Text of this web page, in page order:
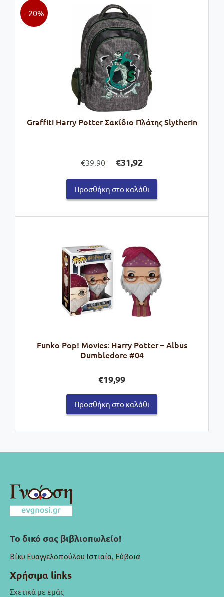
Graffiti Harry Potter Σακίδιο Πλάτης Slytherin
- 20%
€39,90
price
was:
€39,90.
€31,92τρέχουσα
τιμή
είναι:
€31,92.
Προσθήκη στο καλάθι
Funko Pop! Movies: Harry Potter – Albus
Dumbledore #04
€19,99
Προσθήκη στο καλάθι
Το δικό σας βιβλιοπωλείο!
Βίκυ Ευαγγελοπούλου Ιστιαία, Εύβοια
Χρήσιμα links
Σχετικά με εμάς